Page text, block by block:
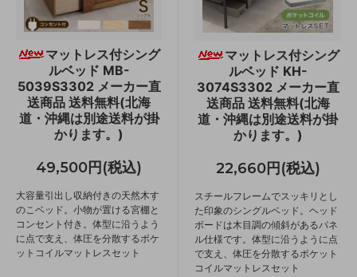
マットレス付シング
ルベッド MB-
5039S3302 メーカー直
送商品 送料無料(北海
道・沖縄は別途送料が掛
かります。)
49,500円(税込)
大容量引出し収納付きの天然木す
のこベッド。小物が置ける宮棚と
コンセント付き。体型に沿うよう
に点で支え、体圧を分散するポケ
ットコイルマットレスセット
マットレス付シング
ルベッド KH-
3074S3302 メーカー直
送商品 送料無料(北海
道・沖縄は別途送料が掛
かります。)
22,660円(税込)
スチールフレームでスッキリとし
た印象のシングルベッド。ヘッド
ボードは木目調の傾斜があるパネ
ル仕様です。体型に沿うように点
で支え、体圧を分散するポケット
コイルマットレスセット